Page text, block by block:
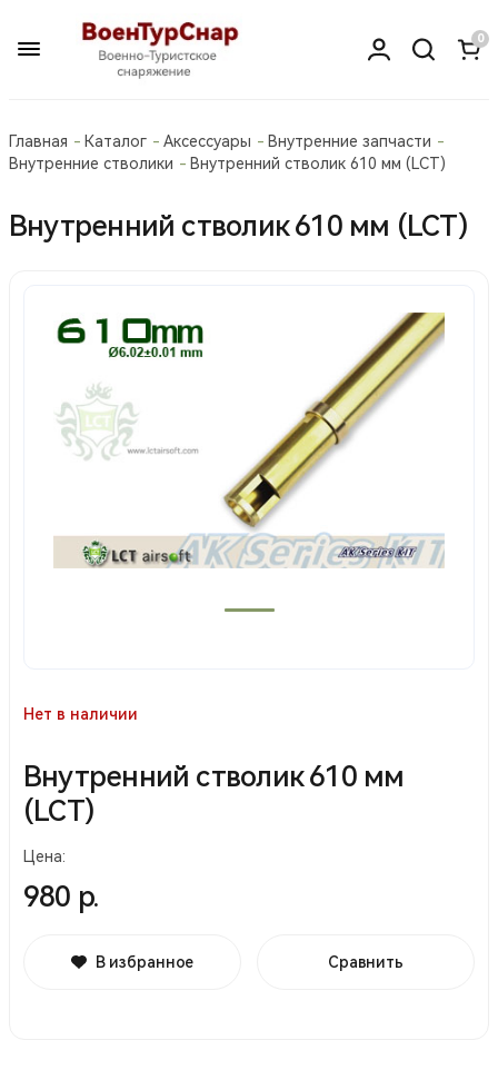
0
Главная Каталог Аксессуары
Внутренние запчасти
Внутренние стволики
Внутренний стволик 610 мм (LCT)
Внутренний стволик 610 мм (LCT)
Нет в наличии
Внутренний стволик 610 мм
(LCT)
Цена:
980 р.
В избранное Сравнить